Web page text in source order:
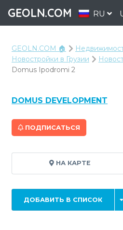
GEOLN.COM RU
GEOLN.COM 🏠
Новостройки в Грузии
Domus Ipodromi 2
DOMUS DEVELOPMENT
ПОДПИСАТЬСЯ
НА КАРТЕ
ДОБАВИТЬ В СПИСОК